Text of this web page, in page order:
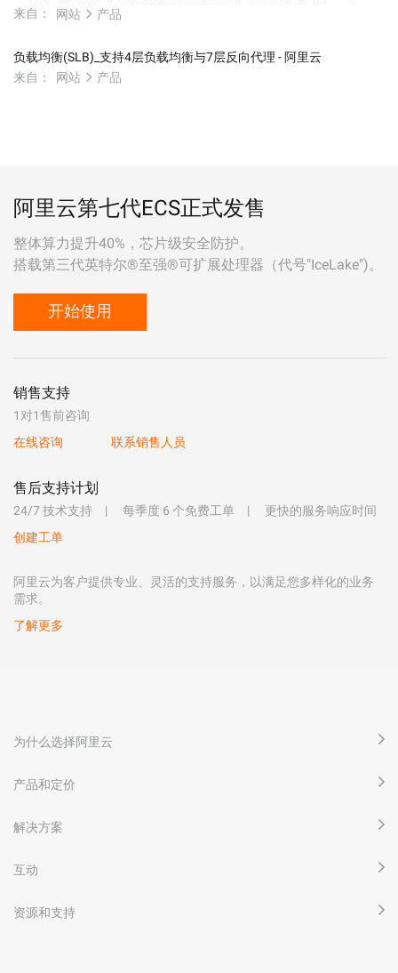
来自：
网站 产品
负载均衡(SLB)_支持4层负载均衡与7层反向代理 - 阿里云
来自：
网站 产品
阿里云第七代ECS正式发售
整体算力提升40%，芯片级安全防护。
搭载第三代英特尔®至强®可扩展处理器（代号"IceLake")。
开始使用
销售支持
1对1售前咨询
在线咨询
联系销售人员
售后支持计划
24/7 技术支持 每季度 6 个免费工单
更快的服务响应时间
创建工单
阿里云为客户提供专业、灵活的支持服务，以满足您多样化的业务
需求。
了解更多
为什么选择阿里云
产品和定价
解决方案
互动
资源和支持